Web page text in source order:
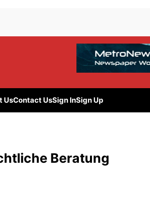
UsContact UsSign InSign Up
Beratung